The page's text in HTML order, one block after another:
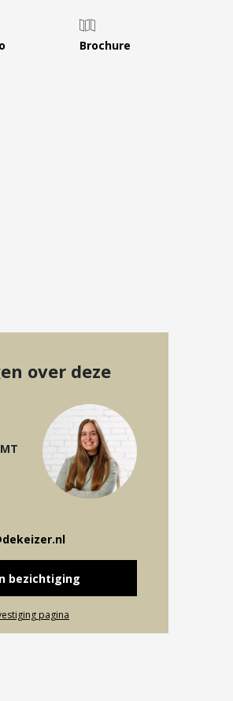
Brochure
over deze
bezichtiging
pagina